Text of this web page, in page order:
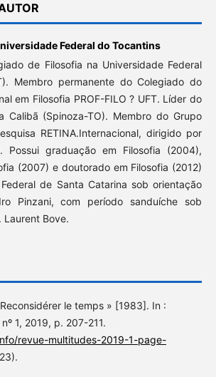
Federal do Tocantins
de Filosofia na Universidade Federal
Membro permanente do Colegiado do
em Filosofia PROF-FILO ? UFT. Líder do
Calibã (Spinoza-TO). Membro do Grupo
RETINA.Internacional, dirigido por
Possui graduação em Filosofia (2004),
(2007) e doutorado em Filosofia (2012)
de Santa Catarina sob orientação
Pinzani, com período sanduíche sob
Laurent Bove.
Reconsidérer le temps » [1983]. In :
1, 2019, p. 207-211.
revue-multitudes-2019-1-page-